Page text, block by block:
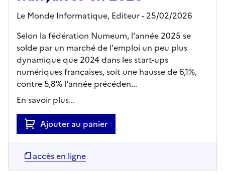
Le Monde Informatique, Editeur- 25/02/2026
Selon la fédération Numeum, l'année 2025 se
solde par un marché de l'emploi un peu plus
dynamique que 2024 dans les start-ups
numériques françaises, soit une hausse de 6,1%,
contre 5,8% l'année précéden...
En savoir plus...
Ajouter au panier
accès en ligne